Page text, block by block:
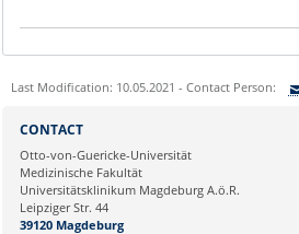
Last Modification: 10.05.2021 - Contact Person:
Ihre E-Mailadresse:
Ihr Anliegen:
CONTACT
Otto-von-Guericke-Universität
Medizinische Fakultät
Universitätsklinikum Magdeburg A.ö.R.
Leipziger Str. 44
39120 Magdeburg